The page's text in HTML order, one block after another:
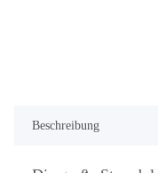
Beschreibung